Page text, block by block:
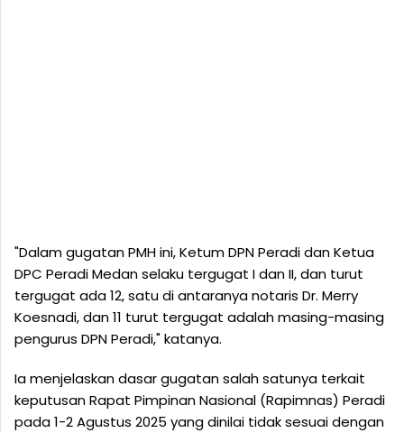
"Dalam gugatan PMH ini, Ketum DPN Peradi dan Ketua
DPC Peradi Medan selaku tergugat I dan II, dan turut
tergugat ada 12, satu di antaranya notaris Dr. Merry
Koesnadi, dan 11 turut tergugat adalah masing-masing
pengurus DPN Peradi," katanya.
Ia menjelaskan dasar gugatan salah satunya terkait
keputusan Rapat Pimpinan Nasional (Rapimnas) Peradi
pada 1-2 Agustus 2025 yang dinilai tidak sesuai dengan